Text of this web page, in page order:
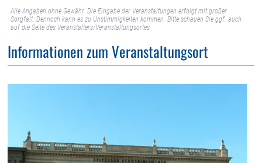
Alle Angaben ohne Gewähr. Die Eingabe der Veranstaltungen erfolgt mit großer
Sorgfalt. Dennoch kann es zu Unstimmigkeiten kommen. Bitte schauen Sie ggf. auch
auf die Seite des Veranstalters/Veranstaltungsortes.
Informationen zum Veranstaltungsort